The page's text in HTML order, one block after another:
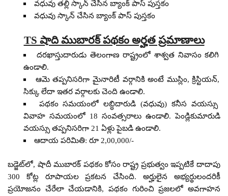
వధువు తల్లి స్కాన్ చేసిన బ్యాంక్ పాస్ పుస్తకం
వధువు స్కాన్ చేసిన బ్యాంక్ పాస్ పుస్తకం
TS షాది ముబారక్ పథకం అర్హత ప్రమాణాలు
దరఖాస్తుదారుడు తెలంగాణ రాష్ట్రంలో శాశ్వత నివాసం కలిగి
ఉండాలి.
ఆమె తప్పనిసరిగా మైనారిటీ వర్గానికి అంటే ముస్లిం, క్రిస్టియన్,
సిక్కు లేదా ఇతర వర్గాలకు చెంది ఉండాలి.
పథకం సమయంలో లబ్ధిదారుడి (వధువు) కనీస వయస్సు
వివాహ సమయంలో 18 సంవత్సరాలు ఉండాలి. పెండ్లికుమారుడి
వయస్సు తప్పనిసరిగా 21 ఏళ్లు పైబడి ఉండాలి.
ఆదాయ పరిమితి: రూ 2,00,000/-
బడ్జెట్‌లో, షాదీ ముబారక్ పథకం కోసం రాష్ట్ర ప్రభుత్వం ఇప్పటికే దాదాపు
300 కోట్ల రూపాయల ప్రకటన చేసింది. అర్హులైన అభ్యర్థులందరికీ
ప్రయోజనం చేరేలా చేయడానికి, పథకం గురించి ప్రజలలో అవగాహన